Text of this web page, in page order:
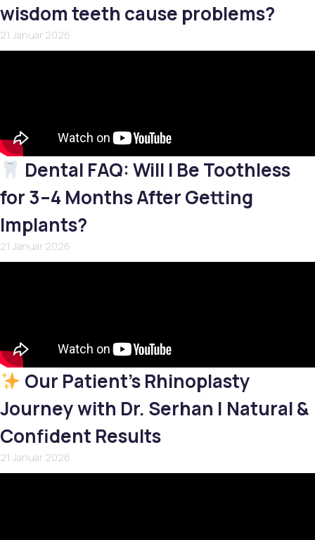
wisdom teeth cause problems?
21 Januar 2026
Dental FAQ: Will I Be Toothless
for 3–4 Months After Getting
Implants?
21 Januar 2026
Our Patient’s Rhinoplasty
Journey with Dr. Serhan | Natural &
Confident Results
21 Januar 2026